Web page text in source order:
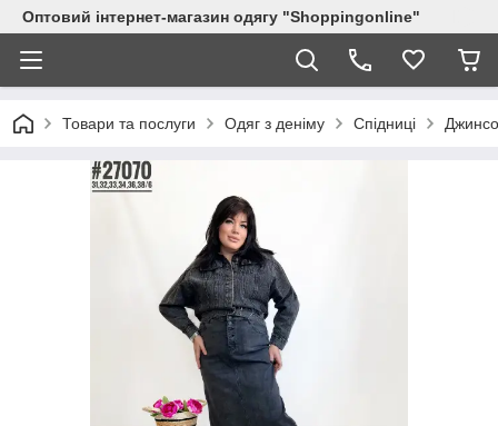
Оптовий інтернет-магазин одягу "Shoppingonline"
Товари та послуги Одяг з деніму Спідниці